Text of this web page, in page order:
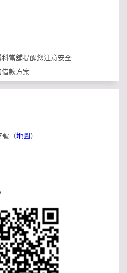
當舖提醒您注意安全
借款方案
號 （地圖）